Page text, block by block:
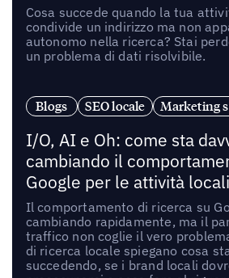
Cosa succede quando la tua
condivide un indirizzo ma non
autonomo nella ricerca? Stai
un problema di dati risolvibile.
Blogs SEO locale Marketing
I/O, AI e Oh: come sta
cambiando il
Google per le attività
Il comportamento di ricerca su
cambiando rapidamente, ma il
traffico non coglie il vero
di ricerca locale spiegano cosa
succedendo, se i brand locali